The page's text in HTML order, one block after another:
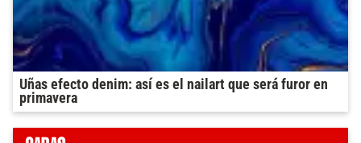
Uñas efecto denim: así es el nailart que será furor en
primavera